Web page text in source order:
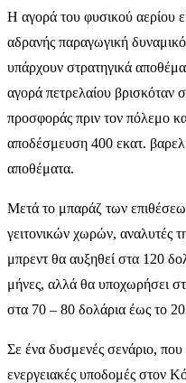
Η αγορά του φυσικού αερίου
αδρανής παραγωγική
υπάρχουν στρατηγικά
αγορά πετρελαίου βρισκόταν
προσφοράς πριν τον πόλεμο
αποδέσμευση 400 εκατ.
αποθέματα.
Μετά το μπαράζ των
γειτονικών χωρών, αναλυτές
μπρεντ θα αυξηθεί στα 120
μήνες, αλλά θα υποχωρήσει
στα 70 – 80 δολάρια έως το
Σε ένα δυσμενές σενάριο, που
ενεργειακές υποδομές στον